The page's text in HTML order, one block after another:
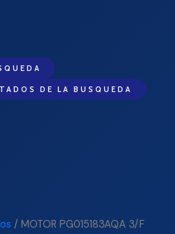
DE LA BUSQUEDA
/ MOTOR PG015183AQA 3/F